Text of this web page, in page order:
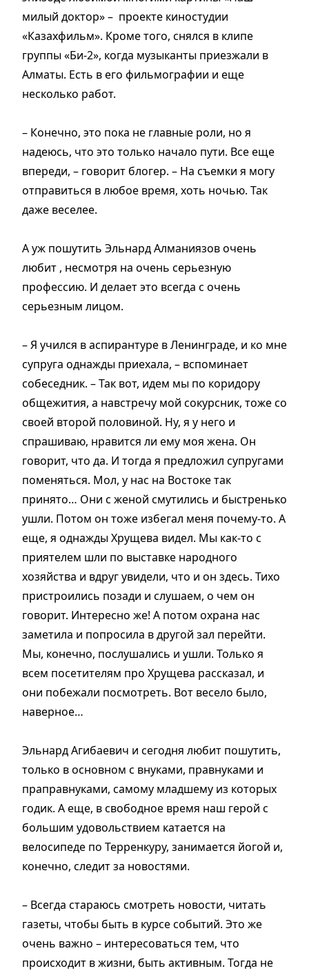
милый доктор» – проекте киностудии
«Казахфильм». Кроме того, снялся в клипе
группы «Би-2», когда музыканты приезжали в
Алматы. Есть в его фильмографии и еще
несколько работ.
– Конечно, это пока не главные роли, но я
надеюсь, что это только начало пути. Все еще
впереди, – говорит блогер. – На съемки я могу
отправиться в любое время, хоть ночью. Так
даже веселее.
А уж пошутить Эльнард Алманиязов очень
любит , несмотря на очень серьезную
профессию. И делает это всегда с очень
серьезным лицом.
– Я учился в аспирантуре в Ленинграде, и ко мне
супруга однажды приехала, – вспоминает
собеседник. – Так вот, идем мы по коридору
общежития, а навстречу мой сокурсник, тоже со
своей второй половиной. Ну, я у него и
спрашиваю, нравится ли ему моя жена. Он
говорит, что да. И тогда я предложил супругами
поменяться. Мол, у нас на Востоке так
принято… Они с женой смутились и быстренько
ушли. Потом он тоже избегал меня почему-то. А
еще, я однажды Хрущева видел. Мы как-то с
приятелем шли по выставке народного
хозяйства и вдруг увидели, что и он здесь. Тихо
пристроились позади и слушаем, о чем он
говорит. Интересно же! А потом охрана нас
заметила и попросила в другой зал перейти.
Мы, конечно, послушались и ушли. Только я
всем посетителям про Хрущева рассказал, и
они побежали посмотреть. Вот весело было,
наверное…
Эльнард Агибаевич и сегодня любит пошутить,
только в основном с внуками, правнуками и
праправнуками, самому младшему из которых
годик. А еще, в свободное время наш герой с
большим удовольствием катается на
велосипеде по Терренкуру, занимается йогой и,
конечно, следит за новостями.
– Всегда стараюсь смотреть новости, читать
газеты, чтобы быть в курсе событий. Это же
очень важно – интересоваться тем, что
происходит в жизни, быть активным. Тогда не